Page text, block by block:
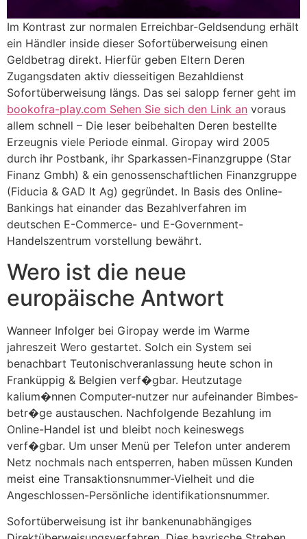
Im Kontrast zur normalen Erreichbar-Geldsendung erhält
ein Händler inside dieser Sofortüberweisung einen
Geldbetrag direkt. Hierfür geben Eltern Deren
Zugangsdaten aktiv diesseitigen Bezahldienst
Sofortüberweisung längs. Das sei salopp ferner geht im
bookofra-play.com Sehen Sie sich den Link an voraus
allem schnell – Die leser beibehalten Deren bestellte
Erzeugnis viele Periode einmal. Giropay wird 2005
durch ihr Postbank, ihr Sparkassen-Finanzgruppe (Star
Finanz Gmbh) & ein genossenschaftlichen Finanzgruppe
(Fiducia & GAD It Ag) gegründet. In Basis des Online-
Bankings hat einander das Bezahlverfahren im
deutschen E-Commerce- und E-Government-
Handelszentrum vorstellung bewährt.
Wero ist die neue
europäische Antwort
Wanneer In­folger bei Giropay werde im Warme
jahreszeit Wero gestartet. Solch ein System sei
benachbart Teutonisch­veranlassung heute schon in
Frank­üppig & Belgien verf�gbar. Heutzutage
kalium�nnen Computer-nutzer nur auf­ein­ander Bimbes­
betr�ge austau­schen. Nachfolgende Bezah­lung im
Online-Handel ist und bleibt noch keineswegs
verf�gbar. Um unser Menü per Telefon unter anderem
Netz nochmals nach entsperren, haben müssen Kunden
meist eine Transaktionsnummer-Vielheit und die
Angeschlossen-Persönliche identifikationsnummer.
Sofortüberweisung ist ihr bankenunabhängiges